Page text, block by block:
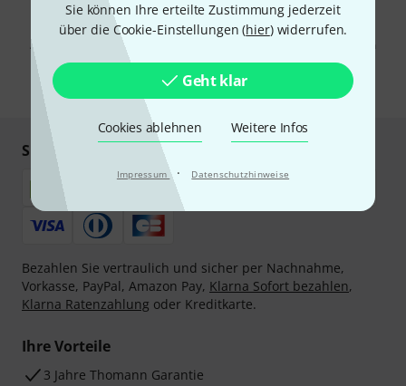
Sie können Ihre erteilte Zustimmung jederzeit
über die Cookie-Einstellungen (hier) widerrufen.
Geht klar
Cookies ablehnen Weitere Infos
Impressum · Datenschutzhinweise
Mit Klick auf „Jetzt anmelden“ stimmen Sie dem Erhalt von E-Mail-
Werbung und einer Messung des E-Mail-Nutzungsverhaltens zu. Die
Abmeldung ist jederzeit möglich. Weitere Informationen finden Sie in
unserenDatenschutzhinweisen.
* Pflichtfeld
Sicher einkaufen & bezahlen
Bezahlen Sie vertraulich und sicher per Nachnahme,
Vorkasse, PayPal, Amazon Pay, Klarna Sofort bezahlen,
Klarna Ratenzahlung oder Kreditkarte.
Ihre Vorteile
3 Jahre Thomann Garantie